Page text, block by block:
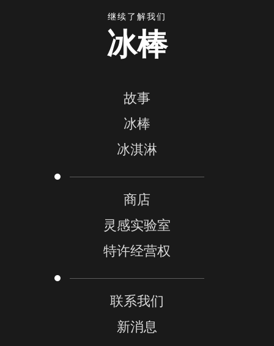
訂閱
GO BACK TO
HOME
故事
冰棒
冰淇淋
商店
灵感实验室
特许经营权
联系我们
新消息
继续了解我们
冰棒